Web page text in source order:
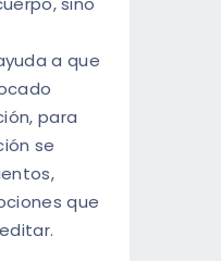
a que
para
se
que